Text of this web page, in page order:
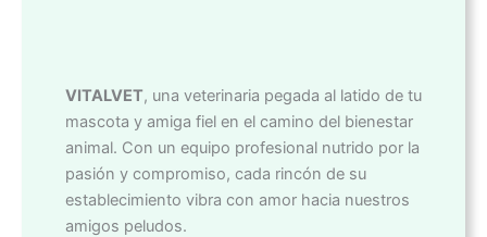
VITALVET, una veterinaria pegada al latido de tu
mascota y amiga fiel en el camino del bienestar
animal. Con un equipo profesional nutrido por la
pasión y compromiso, cada rincón de su
establecimiento vibra con amor hacia nuestros
amigos peludos.